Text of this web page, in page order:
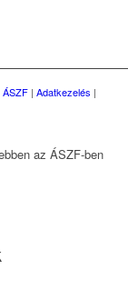
ÁSZF| Adatkezelés |
az ÁSZF-ben